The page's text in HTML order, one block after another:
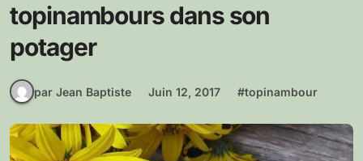
topinambours dans son
potager
par Jean Baptiste Juin 12, 2017 #topinambour